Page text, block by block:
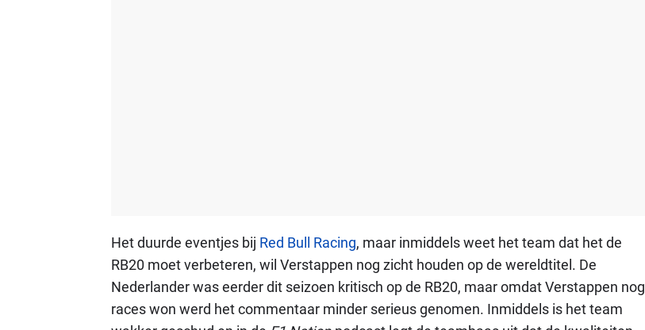
Het duurde eventjes bij Red Bull Racing, maar inmiddels weet het team dat het de
RB20 moet verbeteren, wil Verstappen nog zicht houden op de wereldtitel. De
Nederlander was eerder dit seizoen kritisch op de RB20, maar omdat Verstappen nog
races won werd het commentaar minder serieus genomen. Inmiddels is het team